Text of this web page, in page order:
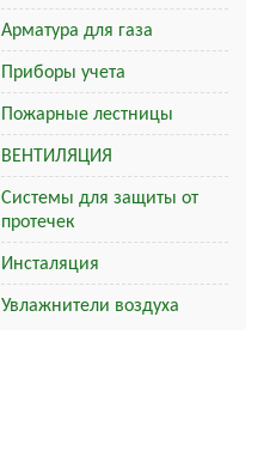
Арматура для газа
Приборы учета
Пожарные лестницы
ВЕНТИЛЯЦИЯ
Системы для защиты от
протечек
Инсталяция
Увлажнители воздуха